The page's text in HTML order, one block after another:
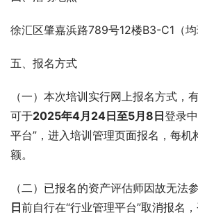
徐汇区肇嘉浜路789号12楼B3-C1（均
五、报名方式
（一）本次培训实行网上报名方式，
可于2025年4月 24日至5月 8 日登录
平台”，进入培训管理页面报名，每机
额。
（二）已报名的资产评估师因故无法
日前自行在“行业管理平台”取消报名